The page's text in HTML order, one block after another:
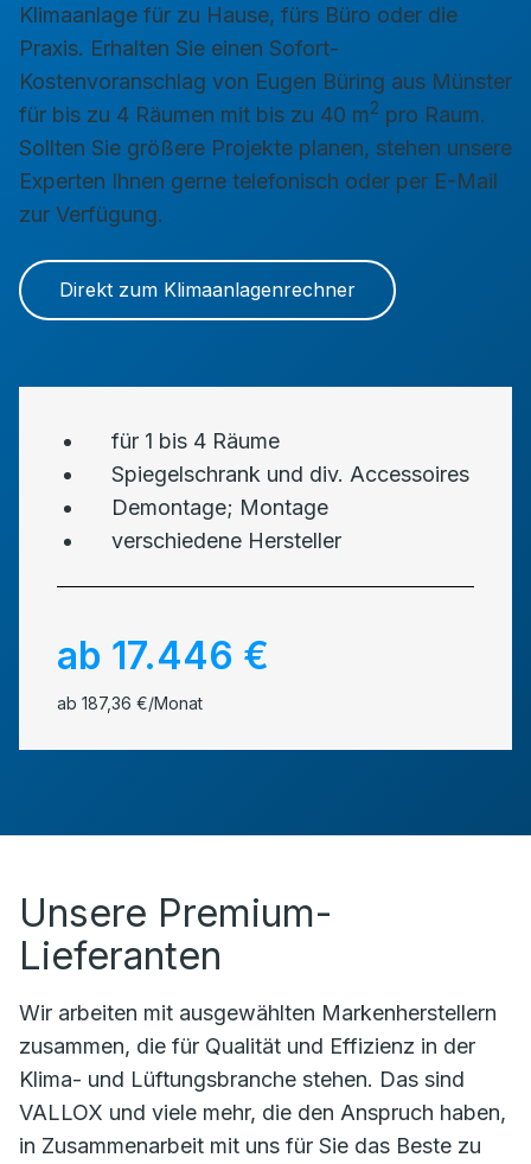
Klimaanlage für zu Hause, fürs Büro oder die
Praxis. Erhalten Sie einen Sofort-
Kostenvoranschlag von Eugen Büring aus Münster
für bis zu 4 Räumen mit bis zu 40 m2 pro Raum.
Sollten Sie größere Projekte planen, stehen unsere
Experten Ihnen gerne telefonisch oder per E-Mail
zur Verfügung.
Direkt zum Klimaanlagenrechner
für 1 bis 4 Räume
Spiegelschrank und div. Accessoires
Demontage; Montage
verschiedene Hersteller
ab 17.446 €
ab 187,36 €/Monat
Unsere Premium-
Lieferanten
Wir arbeiten mit ausgewählten Markenherstellern
zusammen, die für Qualität und Effizienz in der
Klima- und Lüftungsbranche stehen. Das sind
VALLOX und viele mehr, die den Anspruch haben,
in Zusammenarbeit mit uns für Sie das Beste zu